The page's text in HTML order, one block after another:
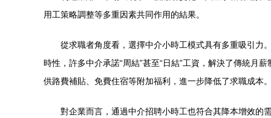
用工策略調整等多重因素共同作用的結果。
從求職者角度看，選擇中介小時工模式具有多重吸引
時性，許多中介承諾“周結”甚至“日結”工資，解決了傳統月
供路費補貼、免費住宿等附加福利，進一步降低了求職成本。
對企業而言，通過中介招聘小時工也符合其降本增效的